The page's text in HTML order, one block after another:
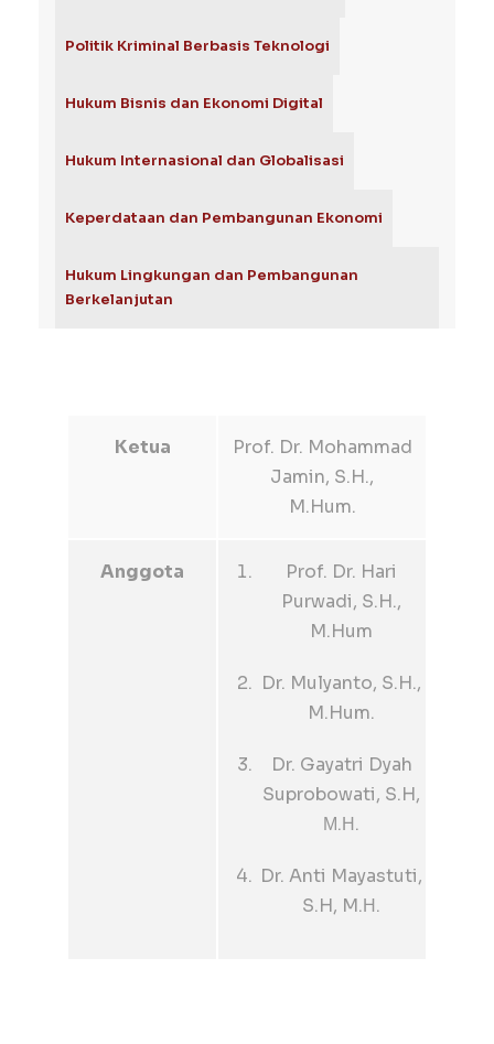
Politik Kriminal Berbasis Teknologi
Hukum Bisnis dan Ekonomi Digital
Hukum Internasional dan Globalisasi
Keperdataan dan Pembangunan Ekonomi
Hukum Lingkungan dan Pembangunan
Berkelanjutan
Ketua
Prof. Dr. Mohammad
Jamin, S.H.,
M.Hum.
Anggota
Prof. Dr. Hari
Purwadi, S.H.,
M.Hum
Dr. Mulyanto, S.H.,
M.Hum.
Dr. Gayatri Dyah
Suprobowati, S.H,
Μ.Η.
Dr. Anti Mayastuti,
S.H, M.Η.